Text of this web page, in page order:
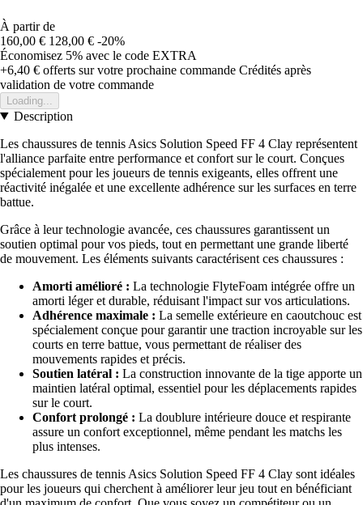
À partir de
160,00 € 128,00 € -20%
Économisez 5% avec le code EXTRA
+6,40 € offerts sur votre prochaine commande Crédités après
validation de votre commande
Loading...
Description
Les chaussures de tennis Asics Solution Speed FF 4 Clay représentent
l'alliance parfaite entre performance et confort sur le court. Conçues
spécialement pour les joueurs de tennis exigeants, elles offrent une
réactivité inégalée et une excellente adhérence sur les surfaces en terre
battue.
Grâce à leur technologie avancée, ces chaussures garantissent un
soutien optimal pour vos pieds, tout en permettant une grande liberté
de mouvement. Les éléments suivants caractérisent ces chaussures :
Amorti amélioré : La technologie FlyteFoam intégrée offre un
amorti léger et durable, réduisant l'impact sur vos articulations.
Adhérence maximale : La semelle extérieure en caoutchouc est
spécialement conçue pour garantir une traction incroyable sur les
courts en terre battue, vous permettant de réaliser des
mouvements rapides et précis.
Soutien latéral : La construction innovante de la tige apporte un
maintien latéral optimal, essentiel pour les déplacements rapides
sur le court.
Confort prolongé : La doublure intérieure douce et respirante
assure un confort exceptionnel, même pendant les matchs les
plus intenses.
Les chaussures de tennis Asics Solution Speed FF 4 Clay sont idéales
pour les joueurs qui cherchent à améliorer leur jeu tout en bénéficiant